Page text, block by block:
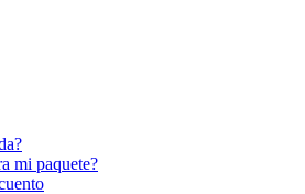
mi paquete?